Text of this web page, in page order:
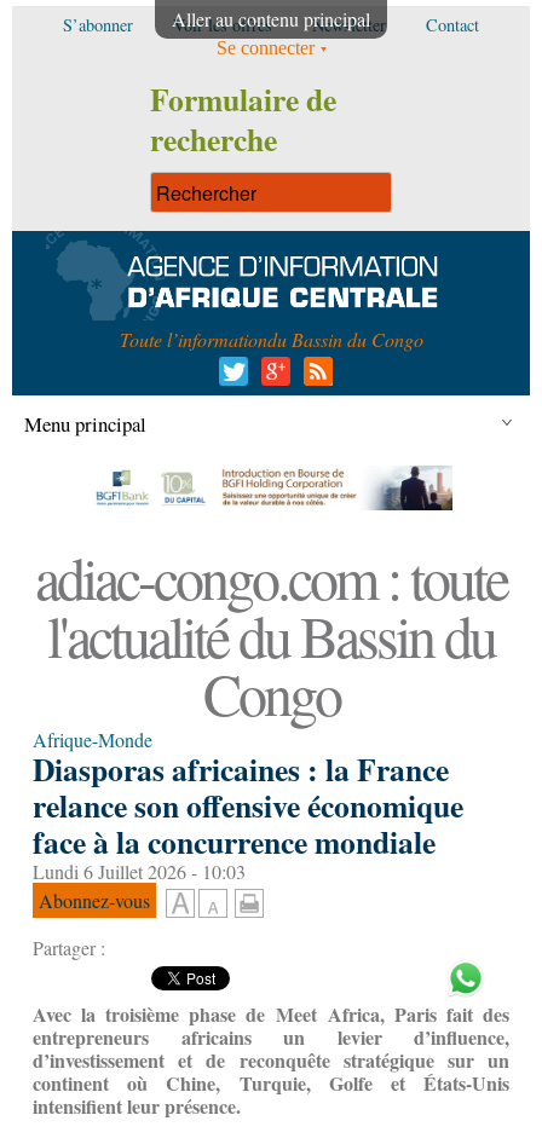
Aller au contenu principal
S’abonner Voir les offres Newsletter Contact
Se connecter
Formulaire de
recherche
Toute l’informationdu Bassin du Congo
Menu principal
adiac-congo.com : toute
l'actualité du Bassin du
Congo
Afrique-Monde
Diasporas africaines : la France
relance son offensive économique
face à la concurrence mondiale
Lundi 6 Juillet 2026 - 10:03
Abonnez-vous
Partager :
Avec la troisième phase de Meet Africa, Paris fait des
entrepreneurs africains un levier d’influence,
d’investissement et de reconquête stratégique sur un
continent où Chine, Turquie, Golfe et États-Unis
intensifient leur présence.